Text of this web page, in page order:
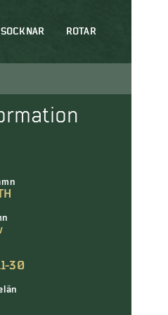
SOCKNAR ROTAR
30